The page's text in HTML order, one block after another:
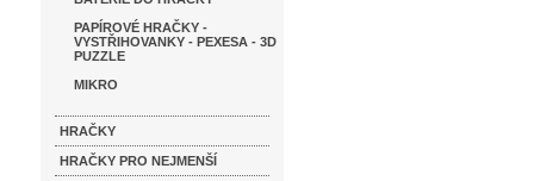
PAPÍROVÉ HRAČKY -
VYSTŘIHOVANKY - PEXESA - 3D
PUZZLE
MIKRO
HRAČKY
HRAČKY PRO NEJMENŠÍ